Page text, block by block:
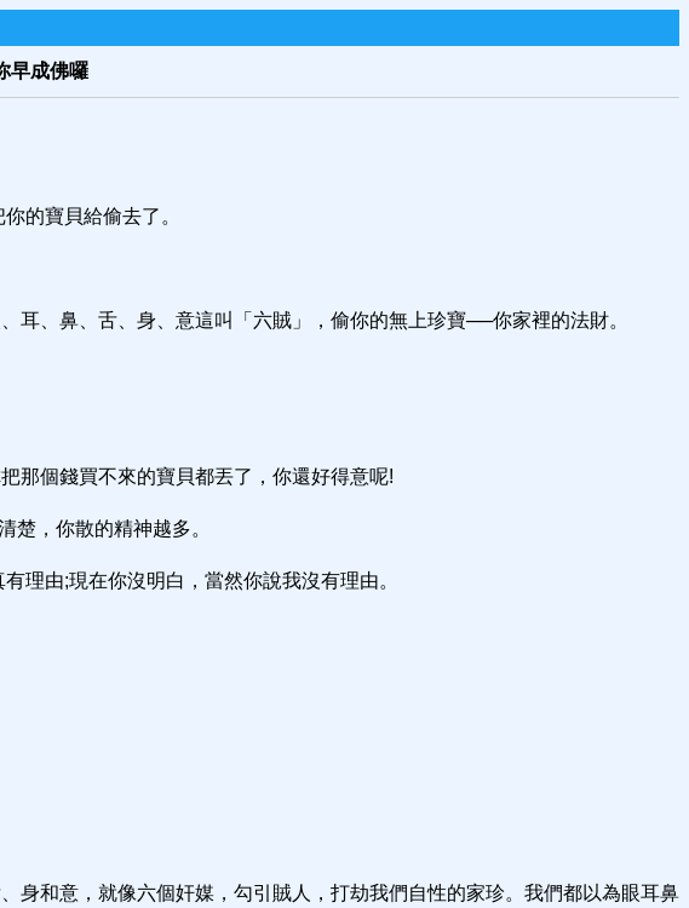
早成佛囉
的寶貝給偷去了。
、鼻、舌、身、意這叫「六賊」，偷你的無上珍寶──你家裡的法財。
那個錢買不來的寶貝都丟了，你還好得意呢!
楚，你散的精神越多。
理由;現在你沒明白，當然你說我沒有理由。
身和意，就像六個奸媒，勾引賊人，打劫我們自性的家珍。我們都以為眼耳鼻